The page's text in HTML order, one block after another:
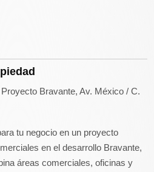
Bravante, Av. México / C.
tu negocio en un proyecto
en el desarrollo Bravante,
áreas comerciales, oficinas y